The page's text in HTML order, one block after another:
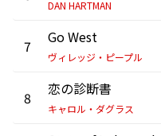
DAN HARTMAN
7 Go West
ヴィレッジ・ピープル
8 恋の診断書
キャロル・ダグラス